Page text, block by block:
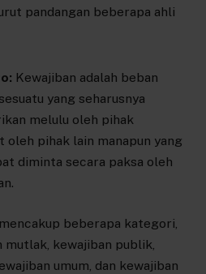
pandangan beberapa ahli
Kewajiban adalah beban
yang seharusnya
melulu oleh pihak
pihak lain manapun yang
diminta secara paksa oleh
beberapa kategori,
kewajiban publik,
umum, dan kewajiban